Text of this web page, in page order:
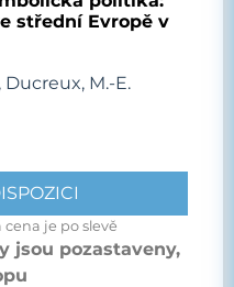
střední Evropě v
Ducreux, M.-E.
cena je po slevě
jsou pozastaveny,